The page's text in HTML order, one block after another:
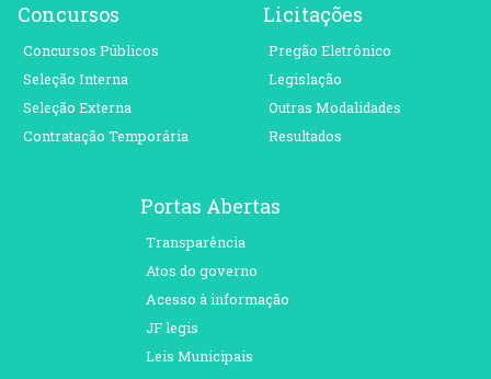
Concursos
Concursos Públicos
Seleção Interna
Seleção Externa
Contratação Temporária
Licitações
Pregão Eletrônico
Legislação
Outras Modalidades
Resultados
Portas Abertas
Transparência
Atos do governo
Acesso à informação
JF legis
Leis Municipais